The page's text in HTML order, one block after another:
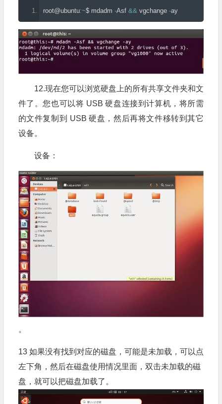
root@ubuntu:~$ mdadm -Asf && vgchange -ay
12.现在您可以浏览硬盘上的所有共享文件夹和文
件了。您也可以将 USB 硬盘连接到计算机，将所需
的文件复制到 USB 硬盘，然后再将文件移转到其它
设备。
设备：
。
13 如果没有找到对应的磁盘，可能是未加载，可以点
左下角，然后在磁盘使用情况里面，双击未加载的磁
盘，就可以把磁盘加载了。